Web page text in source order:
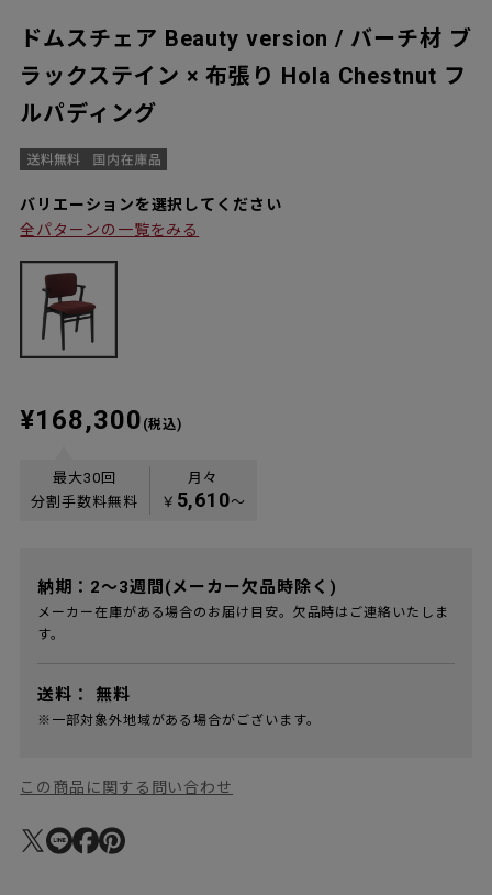
ドムスチェア Beauty version / バーチ材 ブ
ラックステイン × 布張り Hola Chestnut フ
ルパディング
バリエーションを選択してください
全パターンの一覧をみる
¥168,300 (税込)
最大30回
分割手数料無料
月々
￥ 5,610〜
納期：2～3週間(メーカー欠品時除く)
メーカー在庫がある場合のお届け目安。欠品時はご連絡いたしま
す。
送料： 無料
※一部対象外地域がある場合がございます。
この商品に関する問い合わせ